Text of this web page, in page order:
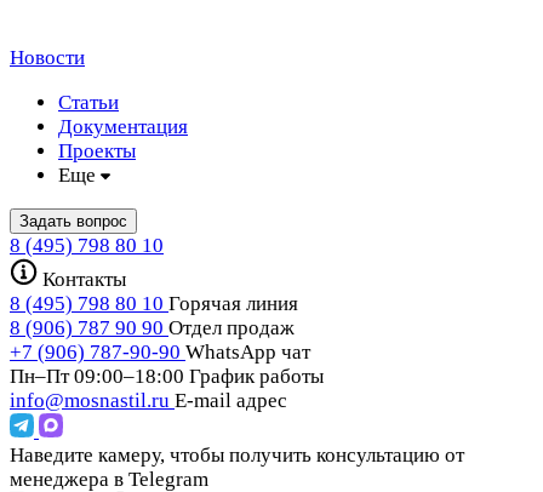
Новости
Статьи
Документация
Проекты
Еще
Задать вопрос
8 (495) 798 80 10
Контакты
8 (495) 798 80 10 Горячая линия
8 (906) 787 90 90 Отдел продаж
+7 (906) 787-90-90 WhatsApp чат
Пн–Пт 09:00–18:00 График работы
info@mosnastil.ru E-mail адрес
Наведите камеру, чтобы получить консультацию от
менеджера в Telegram